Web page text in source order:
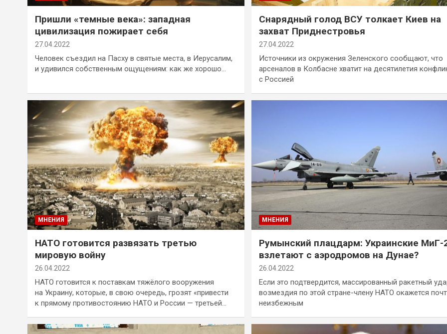
Пришли «темные века»: западная
цивилизация пожирает себя
27.04.2022
Человек съездил на Пасху в святые места, в Иерусалим,
и удивился собственным ощущениям: как же хорошо…
Снарядный голод ВСУ толкает Киев на
захват Приднестровья
27.04.2022
Источники из окружения Зеленского сообщают, что
арсеналов в Колбасне хватит на десятилетия
с Россией
МНЕНИЯ
НАТО готовится развязать третью
мировую войну
26.04.2022
НАТО готовится к поставкам тяжёлого вооружения
на Украину, которые, в свою очередь, грозят «привести
к прямому противостоянию НАТО и России — третьей…
МНЕНИЯ
Румынский плацдарм: Украинские МиГ-
взлетают с аэродромов на Дунае?
26.04.2022
Если это подтвердится, массированный ракетный
возмездия по этой стране-члену НАТО окажется
неизбежным